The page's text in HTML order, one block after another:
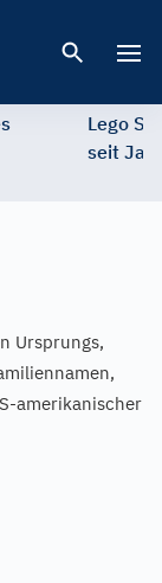
Lego
seit
Ursprungs,
amerikanischer